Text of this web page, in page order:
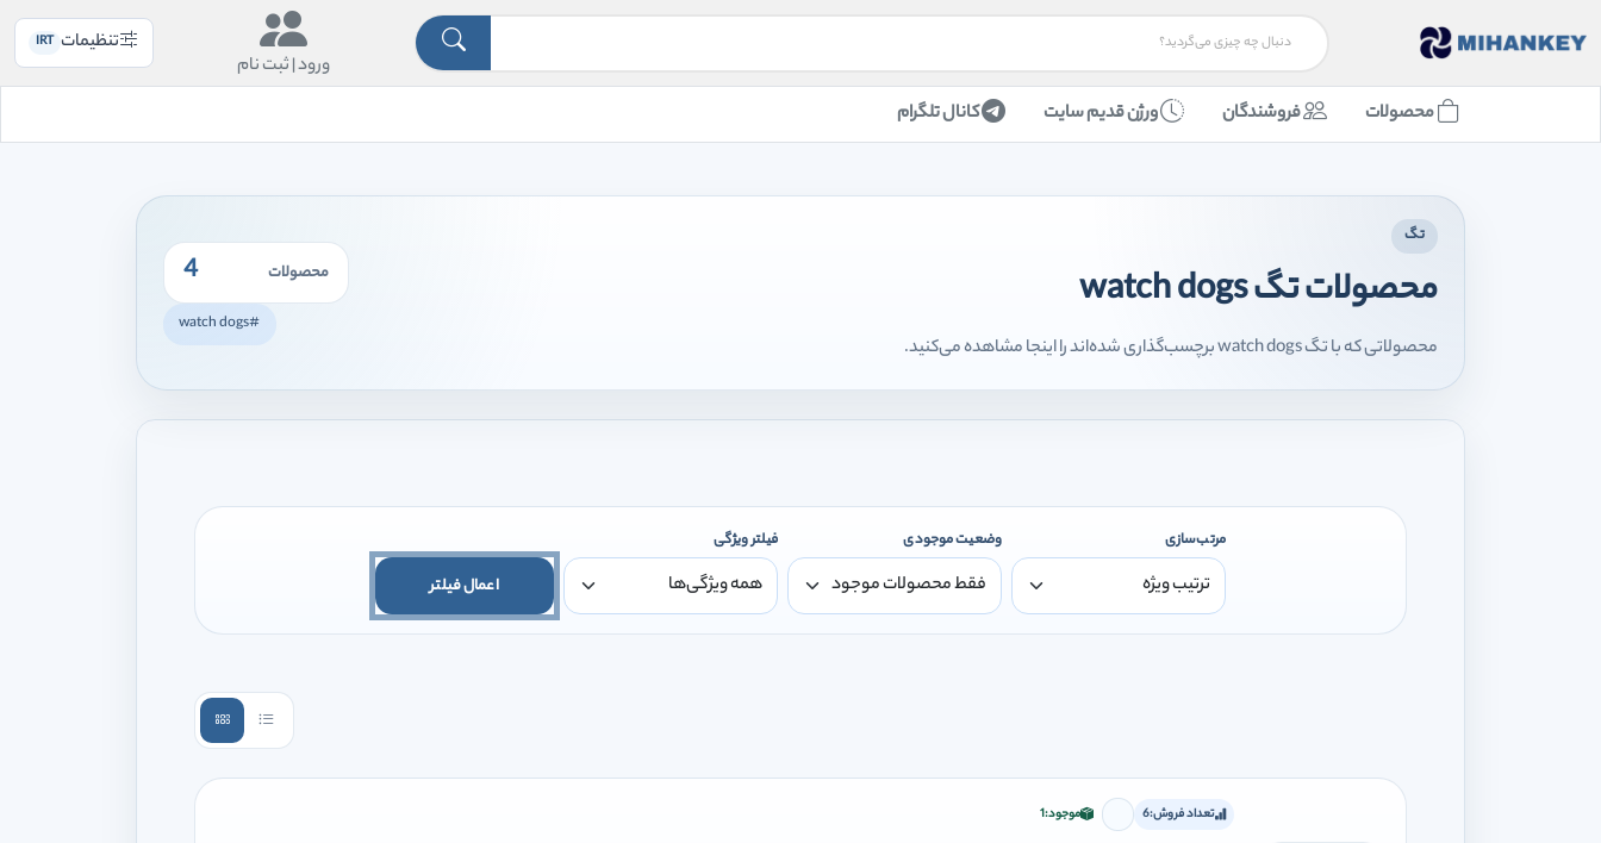
ورود |ثبت نام
تنظیمات IRT
محصولات فروشندگان ورژن قدیم سایت کانال تلگرام
تگ
محصولات تگ watch dogs
محصولاتی که با تگ watch dogs برچسب‌گذاری شده‌اند را اینجا مشاهده می‌کنید.
محصولات 4
#watch dogs
مرتب‌سازی وضعیت موجودی فیلتر ویژگی
اعمال فیلتر
تعداد فروش:6 برای افزودن وارد شوید
موجود:1